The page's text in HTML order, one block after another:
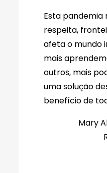
Esta pandemia
respeita,
afeta o mundo
mais
outros, mais
uma solução
benefício de
Mary